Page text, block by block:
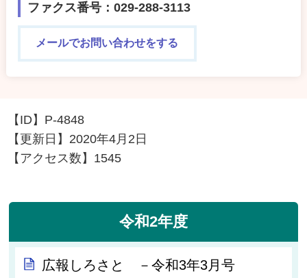
ファクス番号：029-288-3113
メールでお問い合わせをする
【ID】 P-4848
【更新日】 2020年4月2日
【アクセス数】 1545
令和2年度
広報しろさと －令和3年3月号